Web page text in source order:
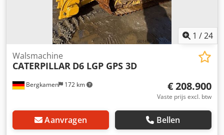
1 /24
Bergkamen 172 km
Walsmachine
CATERPILLAR D6 LGP GPS 3D
€ 208.900
Vaste prijs excl. btw
Aanvragen Bellen